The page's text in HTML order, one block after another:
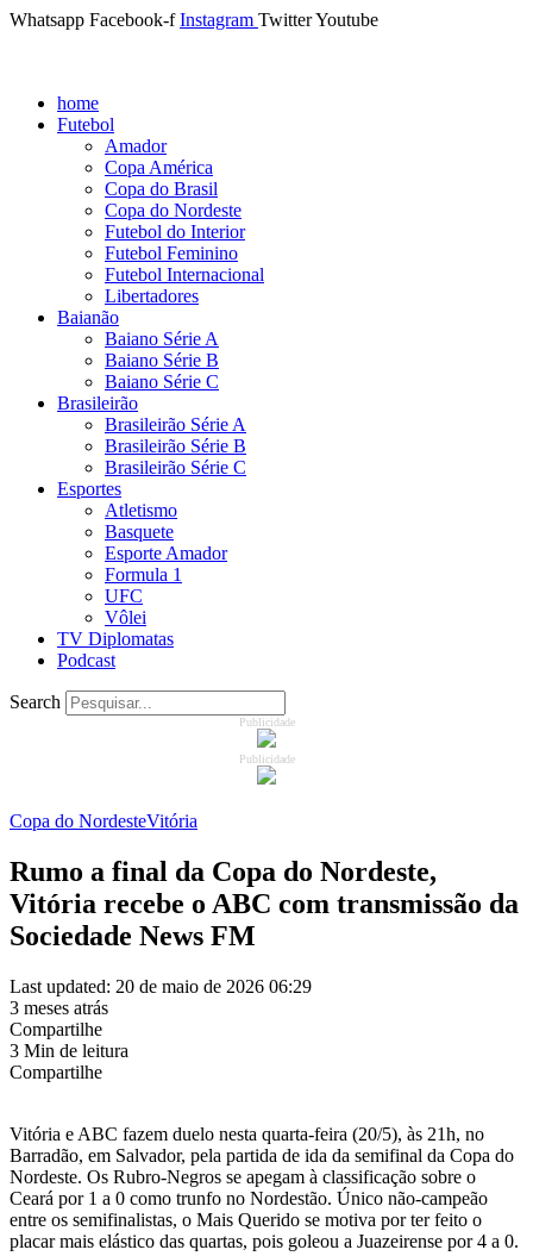
Whatsapp Facebook-f Instagram TwitterYoutube
home
Futebol
Amador
Copa América
Copa do Brasil
Copa do Nordeste
Futebol do Interior
Futebol Feminino
Futebol Internacional
Libertadores
Baianão
Baiano Série A
Baiano Série B
Baiano Série C
Brasileirão
Brasileirão Série A
Brasileirão Série B
Brasileirão Série C
Esportes
Atletismo
Basquete
Esporte Amador
Formula 1
UFC
Vôlei
TV Diplomatas
Podcast
Search
Publicidade
Publicidade
Copa do NordesteVitória
Rumo a final da Copa do Nordeste,
Vitória recebe o ABC com transmissão da
Sociedade News FM
Last updated: 20 de maio de 2026 06:29
3 meses atrás
Compartilhe
3 Min de leitura
Compartilhe
Vitória e ABC fazem duelo nesta quarta-feira (20/5), às 21h, no
Barradão, em Salvador, pela partida de ida da semifinal da Copa do
Nordeste. Os Rubro-Negros se apegam à classificação sobre o
Ceará por 1 a 0 como trunfo no Nordestão. Único não-campeão
entre os semifinalistas, o Mais Querido se motiva por ter feito o
placar mais elástico das quartas, pois goleou a Juazeirense por 4 a 0.